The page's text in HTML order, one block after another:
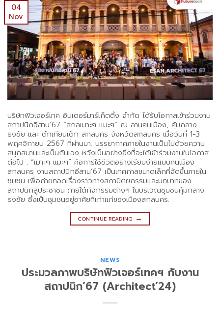
04
Nov
บริษัทฟิวเจอร์เทค อินเตอร์มาร์เก็ตติ้ง จำกัด ได้รับโอกาสเข้าร่วมงาน
สถาปนิกอีสาน’67 “สกลเมาะๆ แมะๆ” ณ ลานคนเมือง, คุ้มกลาง
ธงชัย และ ตึกเทียนเต็ก สกลนคร จังหวัดสกลนคร เมื่อวันที่ 1-3
พฤศจิกายน 2567 ที่ผ่านมา. บรรยากาศภายในงานเป็นไปด้วยความ
สนุกสนานและเป็นกันเอง หวังเป็นอย่างยิ่งที่จะได้เข้าร่วมงานในโอกาส
ต่อไป . “เมาะๆ แมะๆ” คือการใช้ชีวิตอย่างเรียบง่ายแบบคนเมือง
สกลนคร งานสถาปนิกอีสาน’67 เป็นเทศกาลขนาดเล็กที่จัดขึ้นภายใน
ชุมชน เพื่อถ่ายทอดเรื่องราวทางสถาปัตยกรรมและบทบาทของ
สถาปนิกสู่ประชาชน ภายใต้กิจกรรมต่างๆ ในบริเวณชุมชนคุ้มกลาง
ธงชัย ซึ่งเป็นชุมชนอยู่อาศัยที่เก่าแก่ของเมืองสกลนคร. .
CONTINUE READING →
NEWS
ประมวลภาพบริษัทฟิวเจอร์เทคฯ กับงาน
สถาปนิก’67 (Architect’24)